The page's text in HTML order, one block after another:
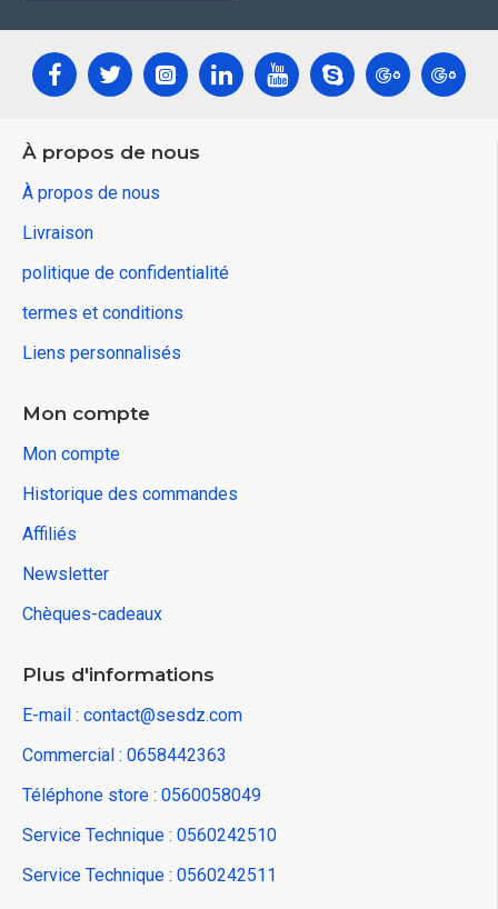
À propos de nous
À propos de nous
Livraison
politique de confidentialité
termes et conditions
Liens personnalisés
Mon compte
Mon compte
Historique des commandes
Affiliés
Newsletter
Chèques-cadeaux
Plus d'informations
E-mail : contact@sesdz.com
Commercial : 0658442363
Téléphone store : 0560058049
Service Technique : 0560242510
Service Technique : 0560242511